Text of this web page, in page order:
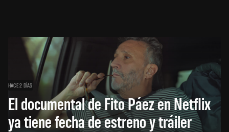
HACE 2 DÍAS
El documental de Fito Páez en Netflix
ya tiene fecha de estreno y tráiler